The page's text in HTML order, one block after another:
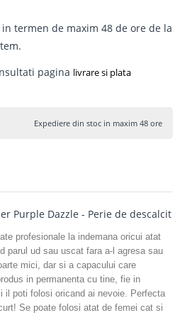
termen de maxim 48 de ore de la
pagina livrare si plata
Expediere din stoc in maxim 48 ore
Purple Dazzle - Perie de descalcit
profesionale la indemana oricui atat
parul ud sau uscat fara a-l agresa sau
mici, dar si a capacului care
in permanenta cu tine, fie in
il poti folosi oricand ai nevoie. Perfecta
Se poate folosi atat de femei cat si